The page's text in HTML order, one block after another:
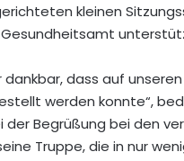
kleinen
dankbar, dass auf
werden konnte“,
der Begrüßung bei den
Truppe, die in nur